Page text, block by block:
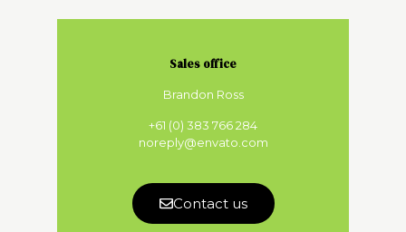
Sales office
Brandon Ross
+61 (0) 383 766 284
noreply@envato.com
Contact us